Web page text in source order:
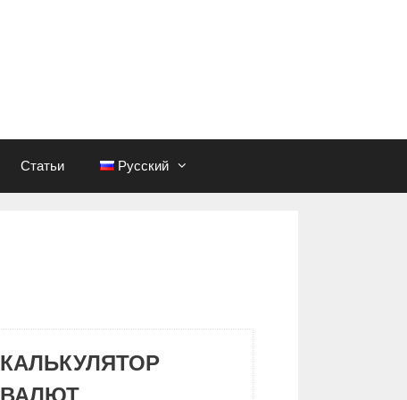
Статьи Русский
КАЛЬКУЛЯТОР
ВАЛЮТ